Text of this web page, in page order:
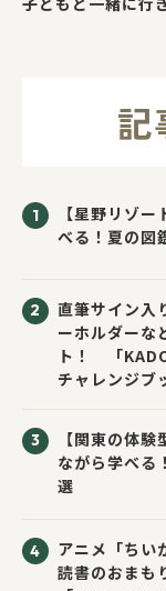
記
【星野リゾ
べる！夏の図
直筆サイン入
ーホルダーな
ト！ 「
チャレンジブ
【関東の体
ながら学べる
選
アニメ「ちい
読書のおまも